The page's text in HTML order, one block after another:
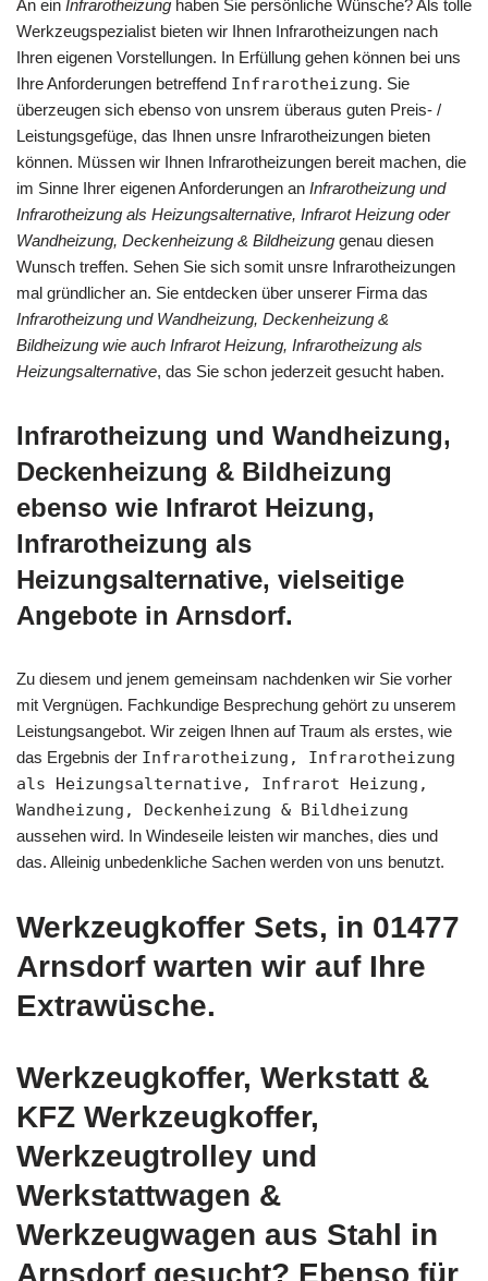
An ein Infrarotheizung haben Sie persönliche Wünsche? Als tolle
Werkzeugspezialist bieten wir Ihnen Infrarotheizungen nach
Ihren eigenen Vorstellungen. In Erfüllung gehen können bei uns
Ihre Anforderungen betreffend Infrarotheizung. Sie
überzeugen sich ebenso von unsrem überaus guten Preis- /
Leistungsgefüge, das Ihnen unsre Infrarotheizungen bieten
können. Müssen wir Ihnen Infrarotheizungen bereit machen, die
im Sinne Ihrer eigenen Anforderungen an Infrarotheizung und
Infrarotheizung als Heizungsalternative, Infrarot Heizung oder
Wandheizung, Deckenheizung & Bildheizung genau diesen
Wunsch treffen. Sehen Sie sich somit unsre Infrarotheizungen
mal gründlicher an. Sie entdecken über unserer Firma das
Infrarotheizung und Wandheizung, Deckenheizung &
Bildheizung wie auch Infrarot Heizung, Infrarotheizung als
Heizungsalternative, das Sie schon jederzeit gesucht haben.
Infrarotheizung und Wandheizung,
Deckenheizung & Bildheizung
ebenso wie Infrarot Heizung,
Infrarotheizung als
Heizungsalternative, vielseitige
Angebote in Arnsdorf.
Zu diesem und jenem gemeinsam nachdenken wir Sie vorher
mit Vergnügen. Fachkundige Besprechung gehört zu unserem
Leistungsangebot. Wir zeigen Ihnen auf Traum als erstes, wie
das Ergebnis der Infrarotheizung, Infrarotheizung
als Heizungsalternative, Infrarot Heizung,
Wandheizung, Deckenheizung & Bildheizung
aussehen wird. In Windeseile leisten wir manches, dies und
das. Alleinig unbedenkliche Sachen werden von uns benutzt.
Werkzeugkoffer Sets, in 01477
Arnsdorf warten wir auf Ihre
Extrawüsche.
Werkzeugkoffer, Werkstatt &
KFZ Werkzeugkoffer,
Werkzeugtrolley und
Werkstattwagen &
Werkzeugwagen aus Stahl in
Arnsdorf gesucht? Ebenso für